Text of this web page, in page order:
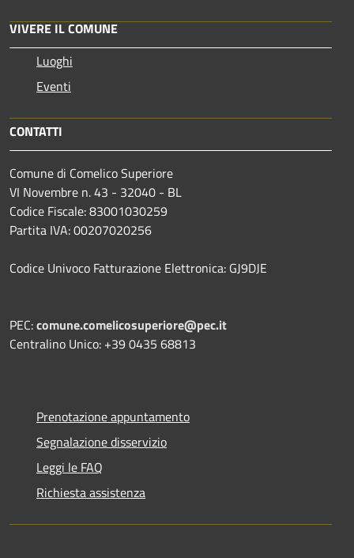
VIVERE IL COMUNE
Luoghi
Eventi
CONTATTI
Comune di Comelico Superiore
VI Novembre n. 43 - 32040 - BL
Codice Fiscale: 83001030259
Partita IVA: 00207020256
Codice Univoco Fatturazione Elettronica: GJ9DJE
PEC:comune.comelicosuperiore@pec.it
Centralino Unico: +39 0435 68813
Prenotazione appuntamento
Segnalazione disservizio
Leggi le FAQ
Richiesta assistenza